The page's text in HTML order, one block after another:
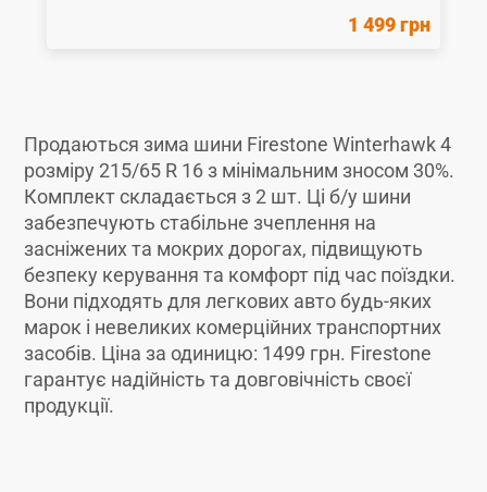
1 499 грн
Продаються зима шини Firestone Winterhawk 4
розміру 215/65 R 16 з мінімальним зносом 30%.
Комплект складається з 2 шт. Ці б/у шини
забезпечують стабільне зчеплення на
засніжених та мокрих дорогах, підвищують
безпеку керування та комфорт під час поїздки.
Вони підходять для легкових авто будь-яких
марок і невеликих комерційних транспортних
засобів. Ціна за одиницю: 1499 грн. Firestone
гарантує надійність та довговічність своєї
продукції.